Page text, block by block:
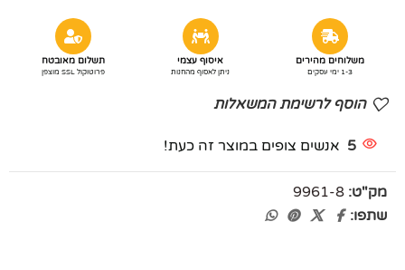
משלוחים מהירים
1-3 ימי עסקים
איסוף עצמי
ניתן לאסוף מהחנות
תשלום מאובטח
פרוטוקול SSL מוצפן
הוסף לרשימת המשאלות
5 אנשים צופים במוצר זה כעת!
מק"ט: 9961-8
שתפו: